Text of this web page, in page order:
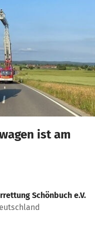
ist am
Schönbuch e.V.